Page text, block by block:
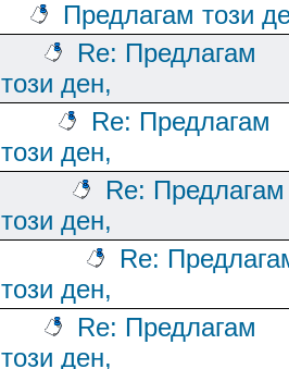
Предлагам този
Re: Предлагам
този ден,
Re: Предлагам
този ден,
Re: Предлагам
този ден,
Re:
този ден,
Re: Предлагам
този ден,